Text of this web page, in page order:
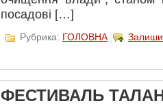
посадові […]
Рубрика: ГОЛОВНА
ФЕСТИВАЛЬ